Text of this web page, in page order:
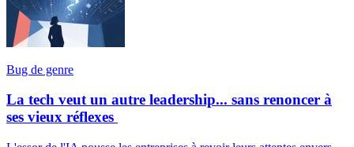
Bug de genre
La tech veut un autre leadership... sans renoncer à
ses vieux réflexes